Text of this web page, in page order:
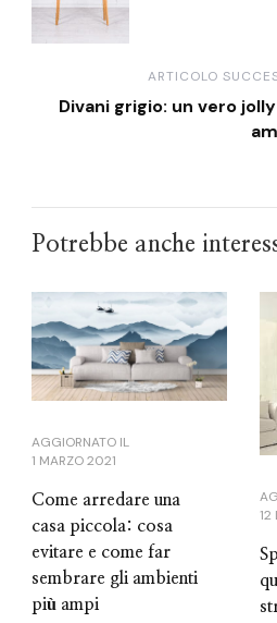
ARTICOLO
Divani grigio: un vero
Potrebbe anche
AGGIORNATO IL
1 MARZO 2021
Come arredare una
casa piccola: cosa
evitare e come far
sembrare gli ambienti
più ampi
12